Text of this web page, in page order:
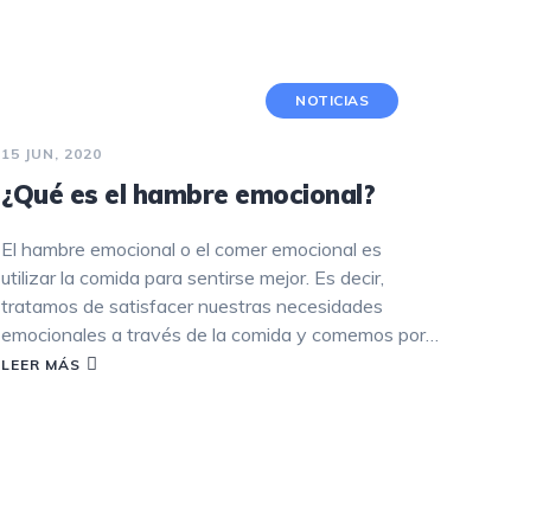
RADIOLOGÍA
NOTICIAS
15 JUN, 2020
¿Qué es el hambre emocional?
El hambre emocional o el comer emocional es
utilizar la comida para sentirse mejor. Es decir,
tratamos de satisfacer nuestras necesidades
emocionales a través de la comida y comemos por…
LEER MÁS